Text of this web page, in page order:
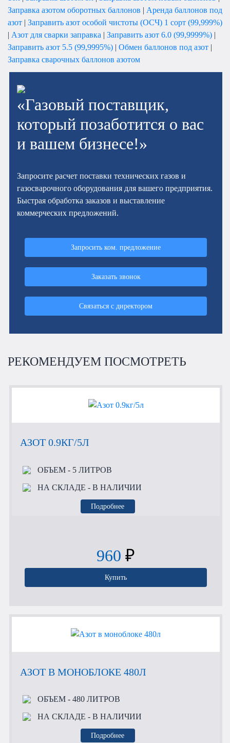
Заправка азотом оборотных баллонов | Аренда баллонов под
азот | Заправить азот особой чистоты (ОСЧ) 1 сорт (99,999%)
| Азот для сварки заправка | Заправить азот 6.0 (99,9999%) |
Заправить азот 5.5 (99,9995%) | Обмен баллонов под азот |
Заправка сварочных баллонов азотом
«Газовый поставщик,
который позаботится о вас
и вашем бизнесе!»
Запросите расчет поставки технических газов и
газосварочного оборудования для вашего предприятия.
Быстрая обработка заказов и выставление
коммерческих предложений.
Запросить ком. предложение
Заказать звонок
Связаться с директором
РЕКОМЕНДУЕМ ПОСМОТРЕТЬ
АЗОТ 0.9КГ/5Л
ОБЪЕМ- 5 ЛИТРОВ
НА СКЛАДЕ - В НАЛИЧИИ
Подробнее
960 ₽
Купить
АЗОТ В МОНОБЛОКЕ 480Л
ОБЪЕМ- 480 ЛИТРОВ
НА СКЛАДЕ - В НАЛИЧИИ
Подробнее